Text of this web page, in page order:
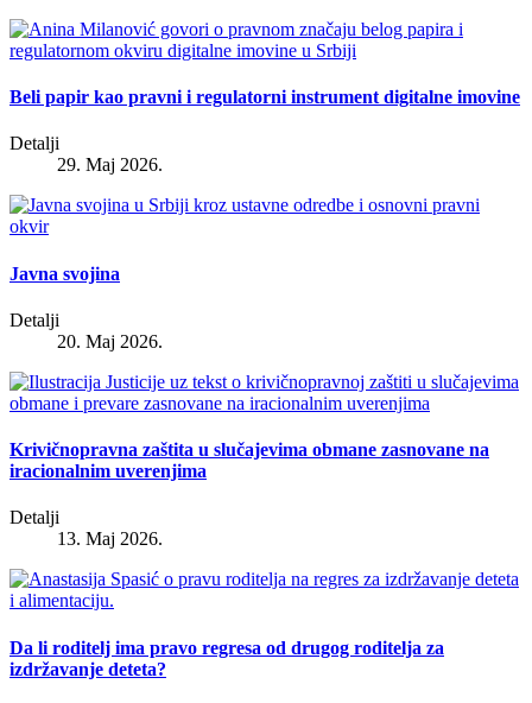
Beli papir kao pravni i regulatorni instrument digitalne imovine
Detalji
29. Maj 2026.
Javna svojina
Detalji
20. Maj 2026.
Krivičnopravna zaštita u slučajevima obmane zasnovane na
iracionalnim uverenjima
Detalji
13. Maj 2026.
Da li roditelj ima pravo regresa od drugog roditelja za
izdržavanje deteta?